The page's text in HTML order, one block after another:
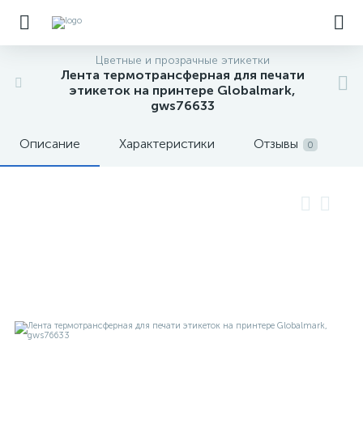
Цветные и прозрачные этикетки
Лента термотрансферная для печати
этикеток на принтере Globalmark,
gws76633
Описание Характеристики Отзывы 0